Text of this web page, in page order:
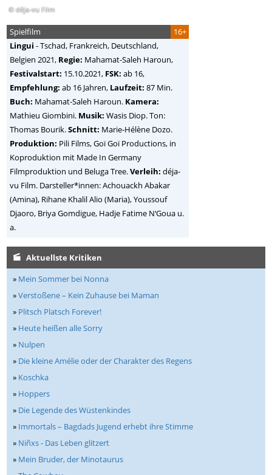
© déja-vu Film
16+
Spielfilm
Lingui -Tschad, Frankreich, Deutschland,
Belgien 2021, Regie: Mahamat-Saleh Haroun,
Festivalstart: 15.10.2021, FSK: ab 16,
Empfehlung: ab 16 Jahren, Laufzeit: 87 Min.
Buch: Mahamat-Saleh Haroun. Kamera:
Mathieu Giombini. Musik: Wasis Diop. Ton:
Thomas Bourik.Schnitt: Marie-Hélène Dozo.
Produktion: Pili Films, Goï Goï Productions, in
Koproduktion mit Made In Germany
Filmproduktion und Beluga Tree.Verleih: déja-
vu Film. Darsteller*innen: Achouackh Abakar
(Amina), Rihane Khalil Alio (Maria), Youssouf
Djaoro, Briya Gomdigue, Hadje Fatime N‘Goua u.
a.
Aktuellste Kritiken
» Mein Sommer bei Nonna
»Verstoßene – Kein Zuhause bei Maman
» Plitsch Platsch Forever!
» Heute heißen alle Sorry
» Nulpen
» Die kleine Amélie oder der Charakter des Regens
» Koschka
» Hoppers
» Die Legende des Wüstenkindes
» Immortals – Bagdads Jugend erhebt ihre Stimme
» Niñxs - Das Leben glitzert
» Mein Bruder, der Minotaurus